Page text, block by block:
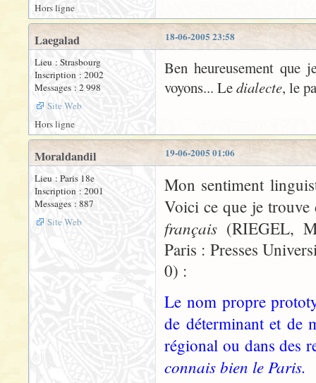
Hors ligne
18-06-2005 23:58
Laegalad
Lieu : Strasbourg
Inscription : 2002
Messages : 2 998
Site Web
Ben heureusement que
voyons... Ledialecte, le
Hors ligne
19-06-2005 01:06
Moraldandil
Lieu : Paris 18e
Inscription : 2001
Messages : 887
Site Web
Mon sentiment
Voici ce que je
français (RIEGEL,
Paris : Presses
0) :
Le nom propre
de déterminant et de
régional ou dans des
connais bien le Paris.